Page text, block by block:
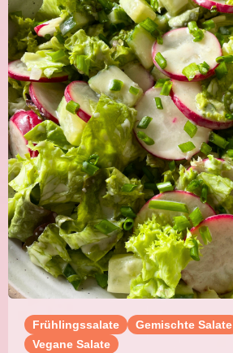
Frühlingssalate Gemischte Salate
Vegane Salate